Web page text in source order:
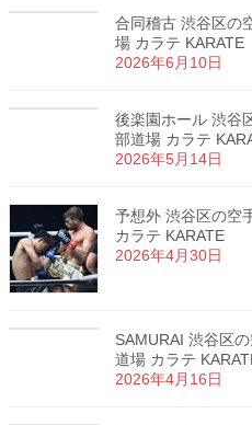
合同稽古 渋谷区の
場 カラテ KARATE
2026年6月10日
後楽園ホール 渋谷
部道場 カラテ
2026年5月14日
予想外 渋谷区の空
カラテ KARATE
2026年4月30日
SAMURAI 渋谷区
道場 カラテ
2026年4月16日